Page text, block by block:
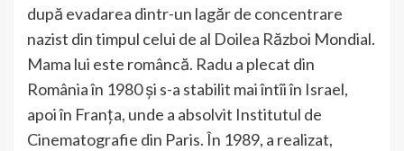
după evadarea dintr-un lagăr de concentrare
nazist din timpul celui de al Doilea Război Mondial.
Mama lui este româncă. Radu a plecat din
România în 1980 și s-a stabilit mai întîi în Israel,
apoi în Franța, unde a absolvit Institutul de
Cinematografie din Paris. În 1989, a realizat,